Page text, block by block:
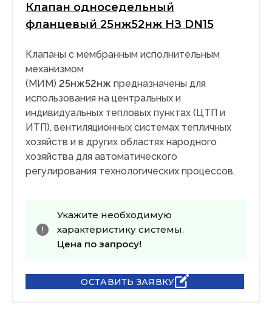
Клапан односедельный
фланцевый 25нж52нж НЗ DN15
Клапаны с мембранным исполнительным
механизмом
(МИМ) 25нж52нж предназначены для
использования на центральных и
индивидуальных тепловых пунктах (ЦТП и
ИТП), вентиляционных системах тепличных
хозяйств и в других областях народного
хозяйства для автоматического
регулирования технологических процессов.
Укажите необходимую
характеристику системы.
Цена по запросу!
ОСТАВИТЬ ЗАЯВКУ